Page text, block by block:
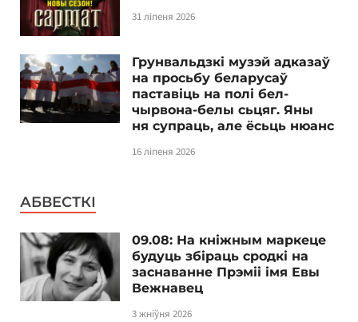
31 ліпеня 2026
Грунвальдзкі музэй адказаў
на просьбу беларусаў
паставіць на полі бел-
чырвона-белы сьцяг. Яны
ня супраць, але ёсьць нюанс
16 ліпеня 2026
АБВЕСТКІ
09.08: На кніжным маркеце
будуць збіраць сродкі на
заснаванне Прэміі імя Евы
Вежнавец
3 жніўня 2026